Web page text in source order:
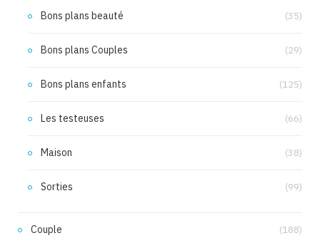
Bons plans beauté (35)
Bons plans Couples (29)
Bons plans enfants (125)
Les testeuses (66)
Maison (38)
Sorties (99)
Couple (188)